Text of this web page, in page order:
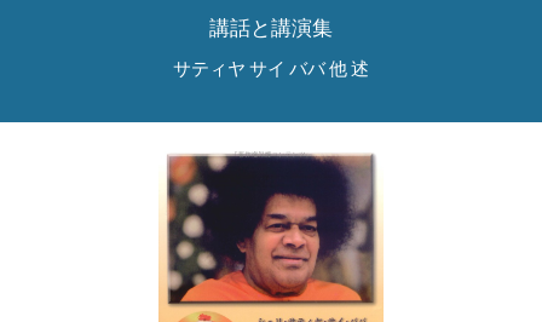
講話と講演集
サティヤ サイ ババ 他 述